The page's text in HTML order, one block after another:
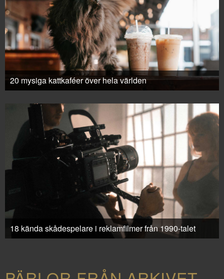
20 mysiga kattkaféer över hela världen
18 kända skådespelare i reklamfilmer från 1990-talet